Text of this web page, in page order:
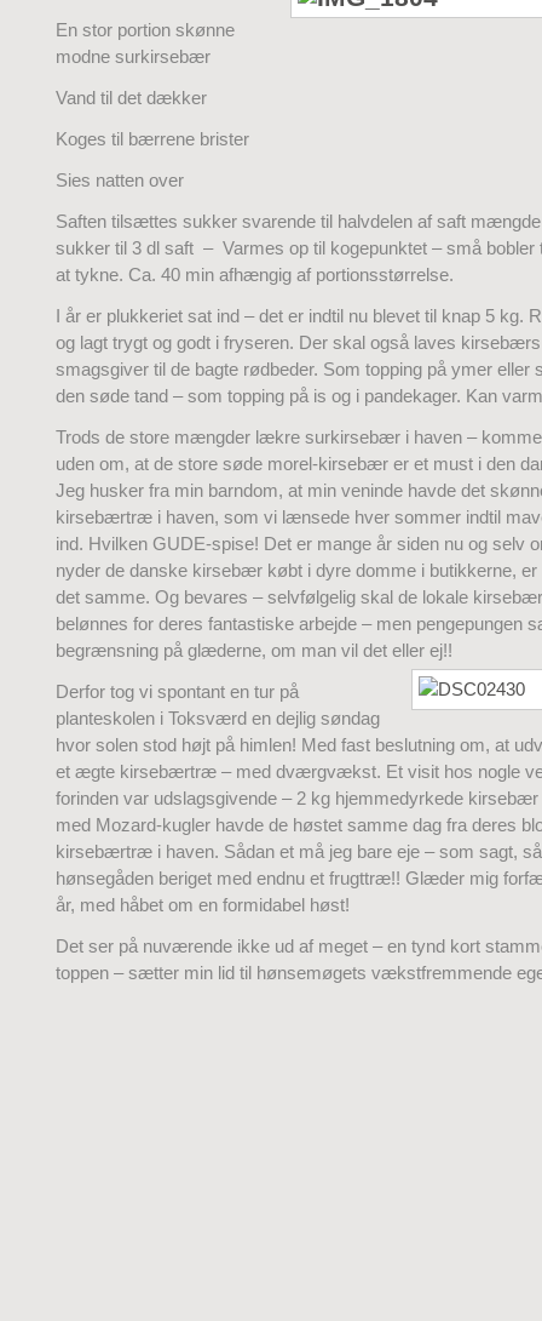
En stor portion skønne
modne surkirsebær
Vand til det dækker
Koges til bærrene brister
Sies natten over
Saften tilsættes sukker svarende til halvdelen af saft
sukker til 3 dl saft – Varmes op til kogepunktet – små bobler
at tykne. Ca. 40 min afhængig af portionsstørrelse.
I år er plukkeriet sat ind – det er indtil nu blevet til knap 5 kg.
og lagt trygt og godt i fryseren. Der skal også laves
smagsgiver til de bagte rødbeder. Som topping på ymer eller
den søde tand – som topping på is og i pandekager. Kan
Trods de store mængder lækre surkirsebær i haven –
uden om, at de store søde morel-kirsebær er et must i den
Jeg husker fra min barndom, at min veninde havde det
kirsebærtræ i haven, som vi lænsede hver sommer indtil
ind. Hvilken GUDE-spise! Det er mange år siden nu og selv
nyder de danske kirsebær købt i dyre domme i butikkerne, er
det samme. Og bevares – selvfølgelig skal de lokale
belønnes for deres fantastiske arbejde – men pengepungen
begrænsning på glæderne, om man vil det eller ej!!
Derfor tog vi spontant en tur på
planteskolen i Toksværd en dejlig søndag
hvor solen stod højt på himlen! Med fast beslutning om, at
et ægte kirsebærtræ – med dværgvækst. Et visit hos nogle
forinden var udslagsgivende – 2 kg hjemmedyrkede
med Mozard-kugler havde de høstet samme dag fra deres
kirsebærtræ i haven. Sådan et må jeg bare eje – som sagt,
hønsegåden beriget med endnu et frugttræ!! Glæder mig
år, med håbet om en formidabel høst!
Det ser på nuværende ikke ud af meget – en tynd kort
toppen – sætter min lid til hønsemøgets vækstfremmende